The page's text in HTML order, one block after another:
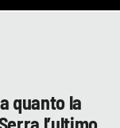
quanto la
l’ultimo